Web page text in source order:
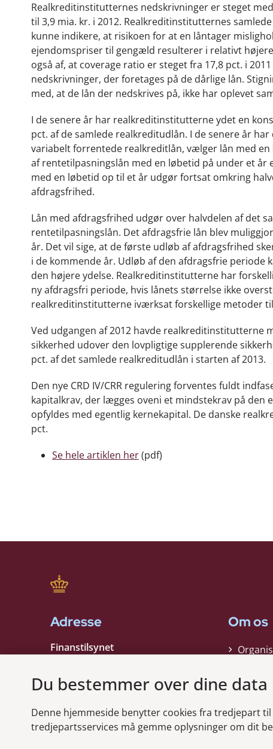
Realkreditinstitutternes nedskrivninger er steget
til 3,9 mia. kr. i 2012. Realkreditinstitutternes
kunne indikere, at risikoen for at en låntager
ejendomspriser til gengæld resulterer i relativt
også af, at coverage ratio er steget fra 17,8 pct. i
nedskrivninger, der foretages på de dårlige lån.
med, at de lån der nedskrives på, ikke har oplevet
I de senere år har realkreditinstitutterne ydet en
pct. af de samlede realkreditudlån. I de senere år
variabelt forrentede realkreditlån, vælger lån med
af rentetilpasningslån med en løbetid på under et år
med en løbetid op til et år udgør fortsat omkring
afdragsfrihed.
Lån med afdragsfrihed udgør over halvdelen af det
rentetilpasningslån. Det afdragsfrie lån blev
år. Det vil sige, at de første udløb af afdragsfrihed
i de kommende år. Udløb af den afdragsfrie
den højere ydelse. Realkreditinstitutterne har
ny afdragsfri periode, hvis lånets størrelse ikke
realkreditinstitutterne iværksat forskellige metoder
Ved udgangen af 2012 havde realkreditinstitutterne
sikkerhed udover den lovpligtige supplerende
pct. af det samlede realkreditudlån i starten af 2013.
Den nye CRD IV/CRR regulering forventes fuldt
kapitalkrav, der lægges oveni et mindstekrav på den
opfyldes med egentlig kernekapital. De danske
pct.
Se hele artiklen her(pdf)
Adresse
Finanstilsynet
1401 København K
CVR nummer:10598184
Om os
Kontakt
Du bestemmer over dine data
Denne hjemmeside benytter cookies fra tredjepart
tredjepartsservices må gemme oplysninger om dit